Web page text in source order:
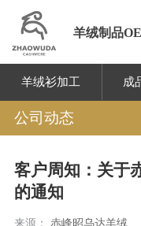
羊绒制品
羊绒衫加工 成
公司动态
客户周知：关于
的通知
来源： 赤峰昭乌达羊绒